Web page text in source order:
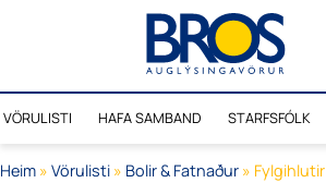
VÖRULISTI HAFA SAMBAND STARFSFÓLK
Heim » Vörulisti » Bolir & Fatnaður » Fylgihlutir